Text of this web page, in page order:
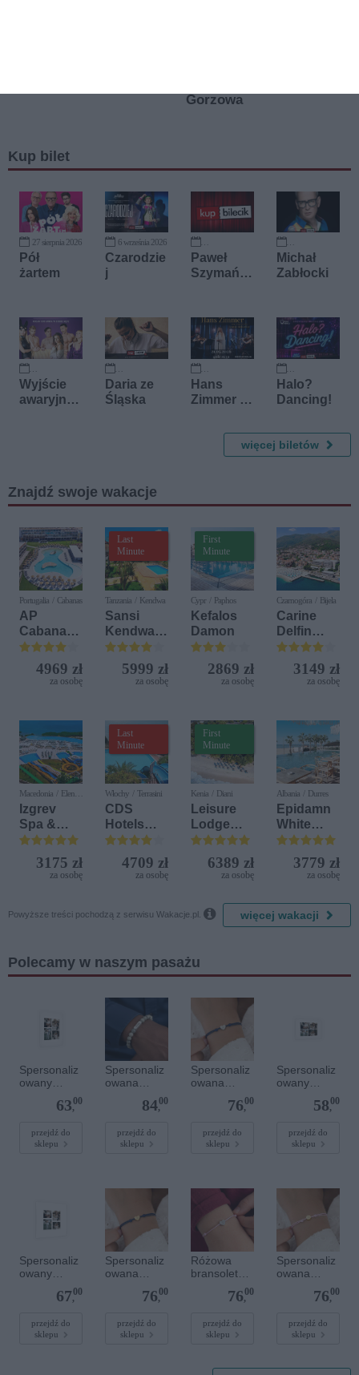
Kup bilet
27 sierpnia 2026
Pół
żartem
6 września 2026
Czarodzie
j
13 września 2026
Paweł
Szymańsk
22 września 2026
Michał
Zabłocki
26 września 2026
Wyjście
awaryjne -
27 września 2026
Daria ze
Śląska
15 października 2026
Hans
Zimmer -
kameralny
22 listopada 2026
Halo?
Dancing!
więcej biletów
Znajdź swoje wakacje
Portugalia / Cabanas
AP
Cabanas
Beach &
Nature
4969 zł
za osobę
Last
Minute
Tanzania / Kendwa
Sansi
Kendwa
Beach
Resort
5999 zł
za osobę
First
Minute
Cypr / Paphos
Kefalos
Damon
2869 zł
za osobę
Czarnogóra / Bijela
Carine
Delfin
Bijela (ex.
Iberostar
Bijela
3149 zł
za osobę
Macedonia / Elen
Kamen
Izgrev
Spa &
Aquapark
3175 zł
za osobę
Last
Minute
Włochy / Terrasini
CDS
Hotels
Terrasini
(ex. Citta
del Mare)
4709 zł
za osobę
First
Minute
Kenia / Diani
Leisure
Lodge
Beach &
Golf
Resort by
Diamonds
6389 zł
za osobę
Albania / Durres
Epidamn
White
Sensation
3779 zł
za osobę
Powyższe treści pochodzą z serwisu Wakacje.pl.  więcej wakacji
Polecamy w naszym pasażu
Spersonaliz
owany
plakat - 30 x
63,
00
przejdź do
sklepu
Spersonaliz
owana
bransoletka
szlachetnym
i - Szary - M
84,
00
przejdź do
sklepu
Spersonaliz
owana
bransoletka
sznurkowa -
Srebrne
serce
76,
00
przejdź do
sklepu
Spersonaliz
owany
plakat - 30 x
58,
00
przejdź do
sklepu
Spersonaliz
owany
plakat - 40 x
67,
00
przejdź do
sklepu
Spersonaliz
owana
bransoletka
sznurkowa -
Złote serce
76,
00
przejdź do
sklepu
Różowa
bransoletka
dla dzieci -
owana -
Srebrne
76,
00
przejdź do
sklepu
Spersonaliz
owana
bransoletka
sznurkowa -
Złote kółko
76,
00
przejdź do
sklepu